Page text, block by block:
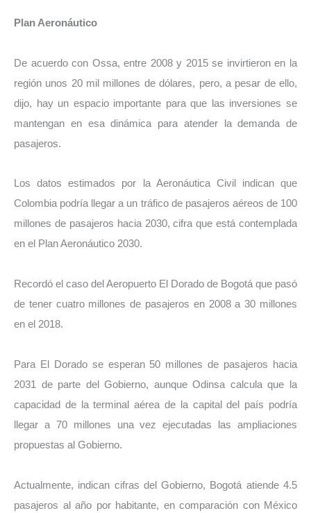
Plan Aeronáutico
De acuerdo con Ossa, entre 2008 y 2015 se invirtieron en la
región unos 20 mil millones de dólares, pero, a pesar de ello,
dijo, hay un espacio importante para que las inversiones se
mantengan en esa dinámica para atender la demanda de
pasajeros.
Los datos estimados por la Aeronáutica Civil indican que
Colombia podría llegar a un tráfico de pasajeros aéreos de 100
millones de pasajeros hacia 2030, cifra que está contemplada
en el Plan Aeronáutico 2030.
Recordó el caso del Aeropuerto El Dorado de Bogotá que pasó
de tener cuatro millones de pasajeros en 2008 a 30 millones
en el 2018.
Para El Dorado se esperan 50 millones de pasajeros hacia
2031 de parte del Gobierno, aunque Odinsa calcula que la
capacidad de la terminal aérea de la capital del país podría
llegar a 70 millones una vez ejecutadas las ampliaciones
propuestas al Gobierno.
Actualmente, indican cifras del Gobierno, Bogotá atiende 4.5
pasajeros al año por habitante, en comparación con México